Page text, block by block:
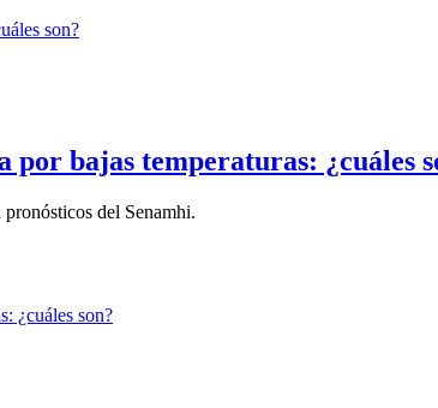
por bajas temperaturas: ¿cuáles
del Senamhi.